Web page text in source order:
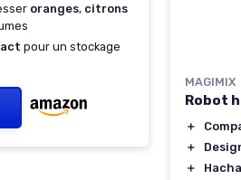
oranges, citrons
pour un stockage
MAGIMIX
Robot
＋
＋
＋